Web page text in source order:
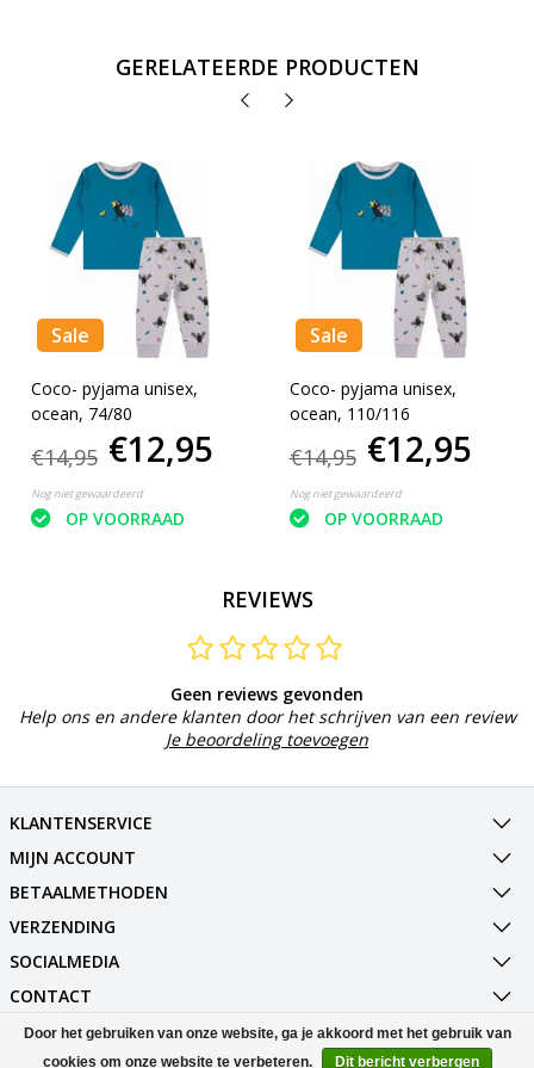
GERELATEERDE PRODUCTEN
Sale
Coco- pyjama unisex,
ocean, 74/80
€14,95 €12,95
Nog niet gewaardeerd
OP VOORRAAD
Sale
Coco- pyjama unisex,
ocean, 110/116
€14,95 €12,95
Nog niet gewaardeerd
OP VOORRAAD
REVIEWS
Geen reviews gevonden
Help ons en andere klanten door het schrijven van een review
Je beoordeling toevoegen
KLANTENSERVICE
MIJN ACCOUNT
BETAALMETHODEN
VERZENDING
SOCIALMEDIA
CONTACT
© Copyright 2026 Best Deals Online BV Powered byLightspeed
Door het gebruiken van onze website, ga je akkoord met het gebruik van
cookies om onze website te verbeteren.
Dit bericht verbergen